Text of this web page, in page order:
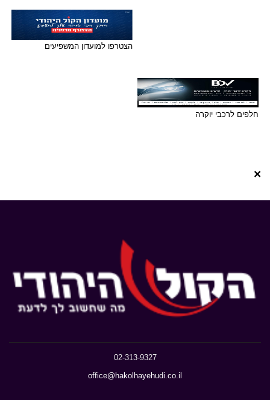
הצטרפו למועדון המשפיעים
חלפים לרכבי יוקרה
×
02-313-9327
office@hakolhayehudi.co.il